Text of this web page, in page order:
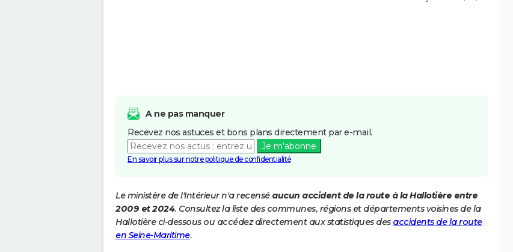
A ne pas manquer
Recevez nos astuces et bons plans directement par e-mail.
Je m'abonne
En savoir plus sur notre politique de confidentialité
Le ministère de l'Intérieur n'a recensé aucun accident de la route à la Hallotière entre
2009 et 2024. Consultez la liste des communes, régions et départements voisines de la
Hallotière ci-dessous ou accédez directement aux statistiques des accidents de la route
en Seine-Maritime.